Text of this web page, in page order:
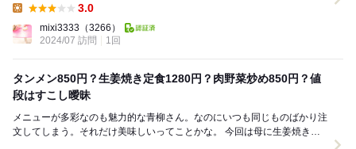
3.0
mixi3333 （3266）
2024/07 訪問
1回
タンメン850円？生姜焼き定食1280円？肉野菜炒め850円？値
段はすこし曖昧
メニューが多彩なのも魅力的な青柳さん。なのにいつも同じものばかり注
文してしまう。それだけ美味しいってことかな。 今回は母に生姜焼き定